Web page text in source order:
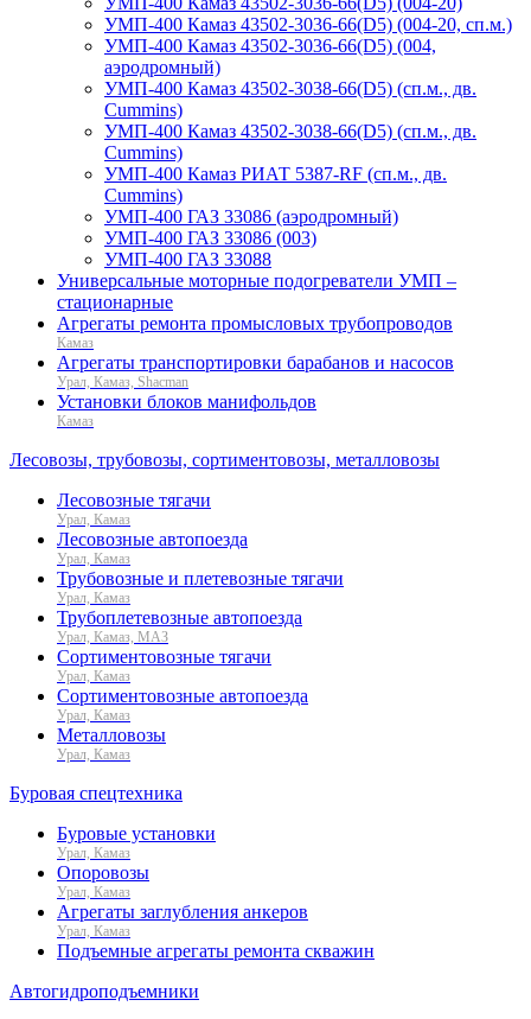
УМП-400 Камаз 43502-3036-66(D5) (004-20, сп.м.)
УМП-400 Камаз 43502-3036-66(D5) (004,
аэродромный)
УМП-400 Камаз 43502-3038-66(D5) (сп.м., дв.
Cummins)
УМП-400 Камаз 43502-3038-66(D5) (сп.м., дв.
Cummins)
УМП-400 Камаз РИАТ 5387-RF (сп.м., дв.
Cummins)
УМП-400 ГАЗ 33086 (аэродромный)
УМП-400 ГАЗ 33086 (003)
УМП-400 ГАЗ 33088
Универсальные моторные подогреватели УМП –
стационарные
Агрегаты ремонта промысловых трубопроводов
Камаз
Агрегаты транспортировки барабанов и насосов
Урал, Камаз, Shacman
Установки блоков манифольдов
Камаз
Лесовозы, трубовозы, сортиментовозы, металловозы
Лесовозные тягачи
Урал, Камаз
Лесовозные автопоезда
Урал, Камаз
Трубовозные и плетевозные тягачи
Урал, Камаз
Трубоплетевозные автопоезда
Урал, Камаз, МАЗ
Сортиментовозные тягачи
Урал, Камаз
Сортиментовозные автопоезда
Урал, Камаз
Металловозы
Урал, Камаз
Буровая спецтехника
Буровые установки
Урал, Камаз
Опоровозы
Урал, Камаз
Агрегаты заглубления анкеров
Урал, Камаз
Подъемные агрегаты ремонта скважин
Автогидроподъемники